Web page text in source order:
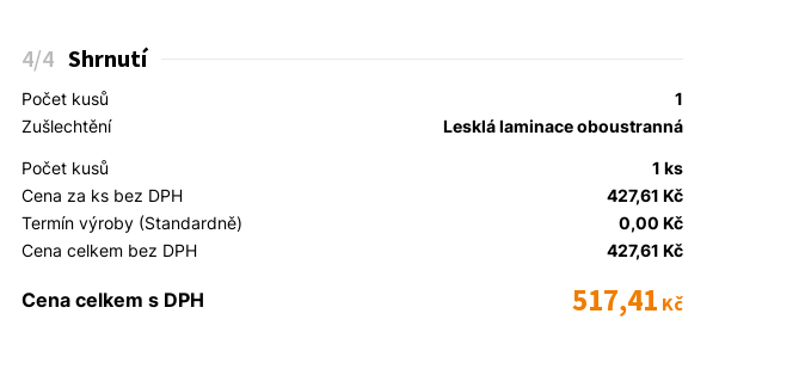
4/4 Shrnutí
Počet kusů
1
Zušlechtění
Lesklá laminace oboustranná
Počet kusů
1 ks
Cena za ks bez DPH
427,61 Kč
Termín výroby (Standardně)
0,00 Kč
Cena celkem bez DPH
427,61 Kč
Cena celkem s DPH 517,41 Kč